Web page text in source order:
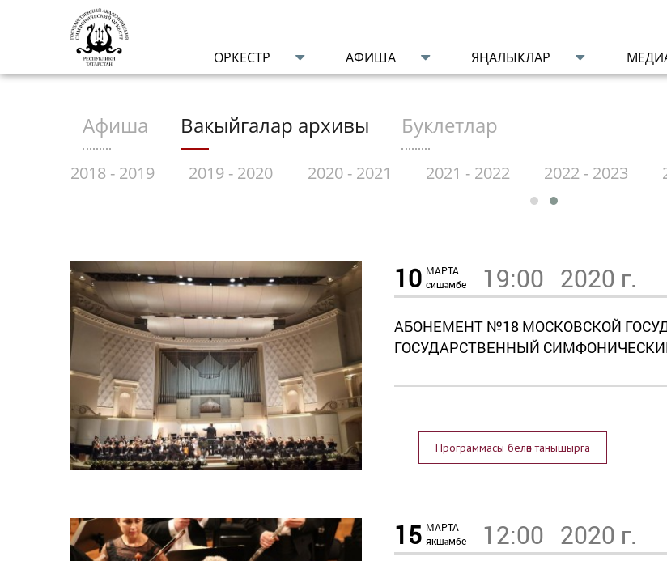
ОРКЕСТР АФИША ЯҢАЛЫКЛАР
Афиша Вакыйгалар архивы Буклетлар
2018 - 2019 2019 - 2020 2020 - 2021 2021 - 2022 2022 - 2023
10 МАРТА
сишәмбе
19:00 2020 г.
АБОНЕМЕНТ №18 МОСКОВСКОЙ
ГОСУДАРСТВЕННЫЙ
Программасы белән танышырга
15 МАРТА
якшәмбе
12:00 2020 г.